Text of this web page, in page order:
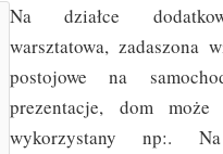
Na działce
warsztatowa, zadaszona
postojowe na
prezentacje, dom może
wykorzystany np:.